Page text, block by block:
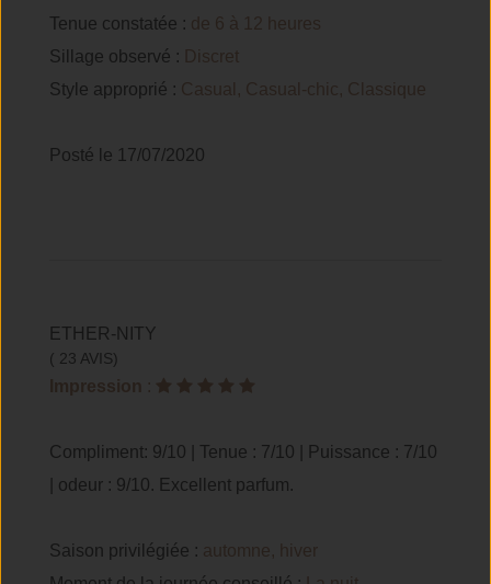
Tenue constatée : de 6 à 12 heures
Sillage observé : Discret
Style approprié : Casual, Casual-chic, Classique
Posté le 17/07/2020
ETHER-NITY
( 23 AVIS)
Impression :
Compliment: 9/10 | Tenue : 7/10 | Puissance : 7/10
| odeur : 9/10. Excellent parfum.
Saison privilégiée : automne, hiver